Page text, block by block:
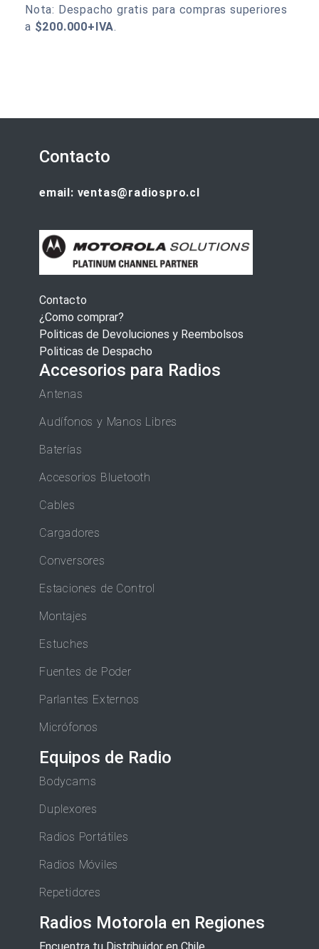
Nota: Despacho gratis para compras superiores
a $200.000+IVA.
Contacto
email: ventas@radiospro.cl
Contacto
¿Como comprar?
Politicas de Devoluciones y Reembolsos
Politicas de Despacho
Accesorios para Radios
Antenas
Audífonos y Manos Libres
Baterías
Accesorios Bluetooth
Cables
Cargadores
Conversores
Estaciones de Control
Montajes
Estuches
Fuentes de Poder
Parlantes Externos
Micrófonos
Equipos de Radio
Bodycams
Duplexores
Radios Portátiles
Radios Móviles
Repetidores
Radios Motorola en Regiones